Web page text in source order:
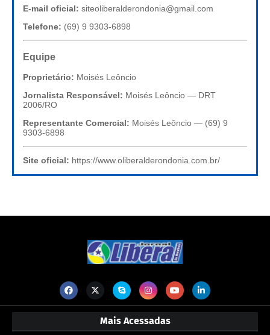
E-mail oficial: siteoliberalderondonia@gmail.com
Telefone: (69) 9 9303-6898
Equipe
Proprietário: Moisés Leôncio
Jornalista Responsável: Moisés Leôncio — DRT
2006/RO
Representante Comercial: Moisés Leôncio — (69) 9
9303-6898
Site oficial: https://www.oliberalderondonia.com.br/
Mais Acessadas